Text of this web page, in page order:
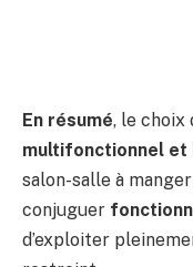
En résumé, le choix
multifonctionnel et
salon-salle à
conjuguer
d’exploiter